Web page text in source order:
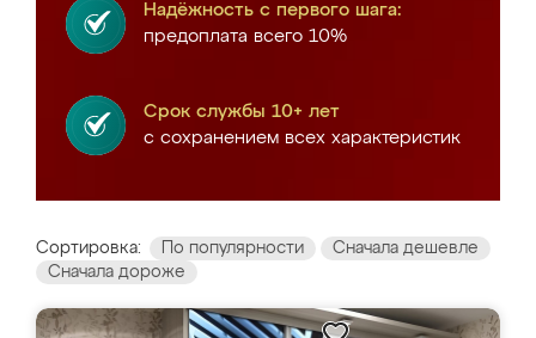
Надёжность с первого шага:
предоплата всего 10%
Срок службы 10+ лет
с сохранением всех характеристик
Сортировка: По популярности
Сначала дешевле
Сначала дороже